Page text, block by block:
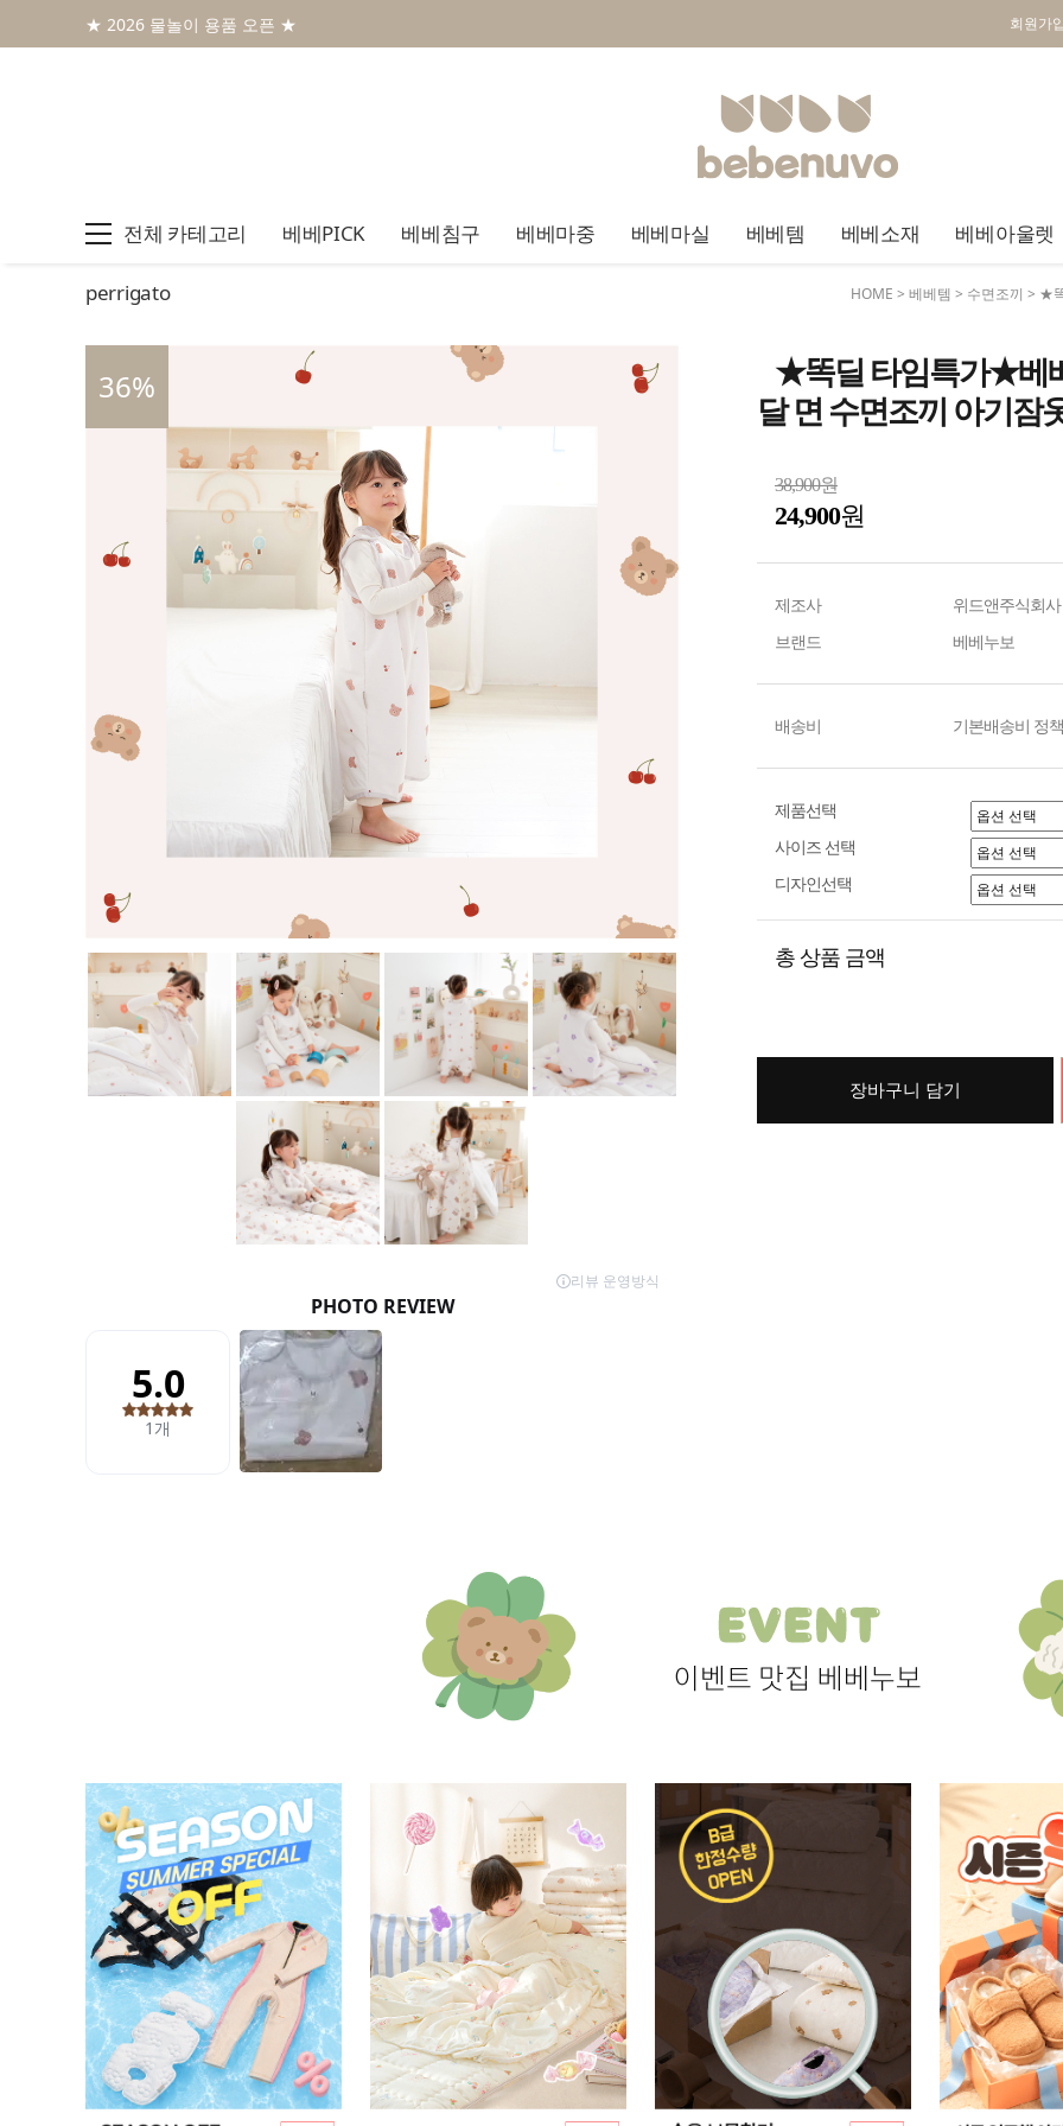
★ 2026 물놀이 용품 오픈 ★ 회원가입
전체 카테고리 베베PICK 베베침구 베베마중 베베마실 베베템 베베소재 베베아울렛
perrigato HOME > 베베템 > 수면조끼 > ★
36%
★똑딜 타임특가★베
달 면 수면조끼 아기잠
38,900원
24,900원
제조사 위드앤주식회사
브랜드 베베누보
배송비 기본배송비 정
제품선택
사이즈 선택
디자인선택
총 상품 금액
장바구니 담기